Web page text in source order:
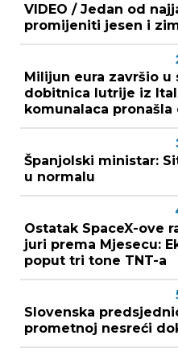
VIDEO / Jedan od
promijeniti jesen i
Milijun eura završio u
dobitnica lutrije iz
komunalaca
Španjolski ministar:
u normalu
Ostatak SpaceX-ove
juri prema Mjesecu:
poput tri tone TNT-a
Slovenska
prometnoj nesreći